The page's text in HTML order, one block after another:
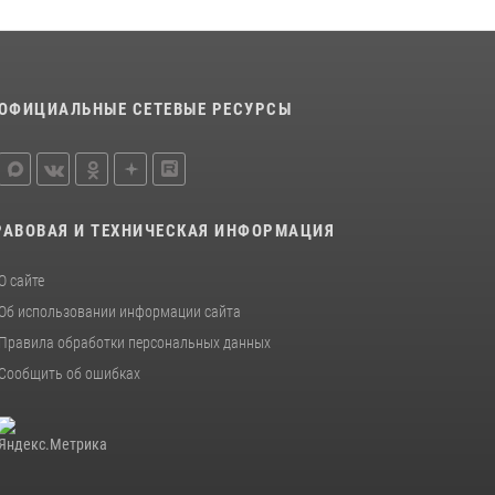
СЕТЕВЫЕ РЕСУРСЫ
И ТЕХНИЧЕСКАЯ ИНФОРМАЦИЯ
О сайте
Об использовании информации сайта
Правила обработки персональных данных
Сообщить об ошибках